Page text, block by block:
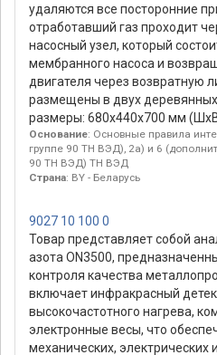
удаляются все посторонние
отработавший газ проходит
насосный узел, который
мембранного насоса и
двигателя через возвратную
размещены в двух
размеры: 680х440х700 мм
Основание: Основные правила
группе 90 ТН ВЭД), 2а) и 6
90 ТН ВЭД) ТН ВЭД
Страна: BY - Беларусь
9027 10 100 0
Товар представляет собой
азота ON3500,
контроля качества
включает инфракрасный
высокочастотного нагрева,
электронные весы, что
механических, электрических